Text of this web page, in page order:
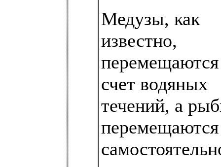
Медузы, как
известно,
перемещаются
счет водяных
течений, а
перемещаются